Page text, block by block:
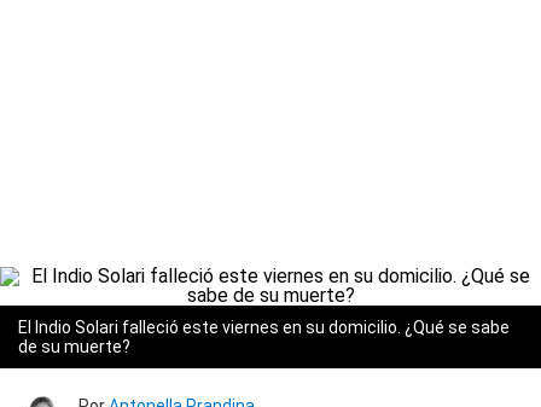
El Indio Solari falleció este viernes en su domicilio. ¿Qué se sabe
de su muerte?